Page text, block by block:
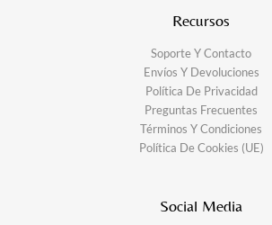
Recursos
Soporte Y Contacto
Envíos Y Devoluciones
Política De Privacidad
Preguntas Frecuentes
Términos Y Condiciones
Política De Cookies (UE)
Social Media